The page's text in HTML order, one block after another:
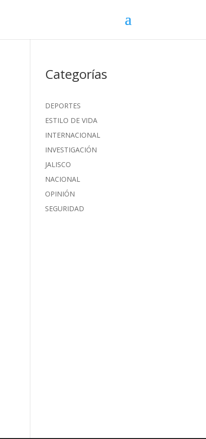
Categorías
DEPORTES
ESTILO DE VIDA
INTERNACIONAL
INVESTIGACIÓN
JALISCO
NACIONAL
OPINIÓN
SEGURIDAD